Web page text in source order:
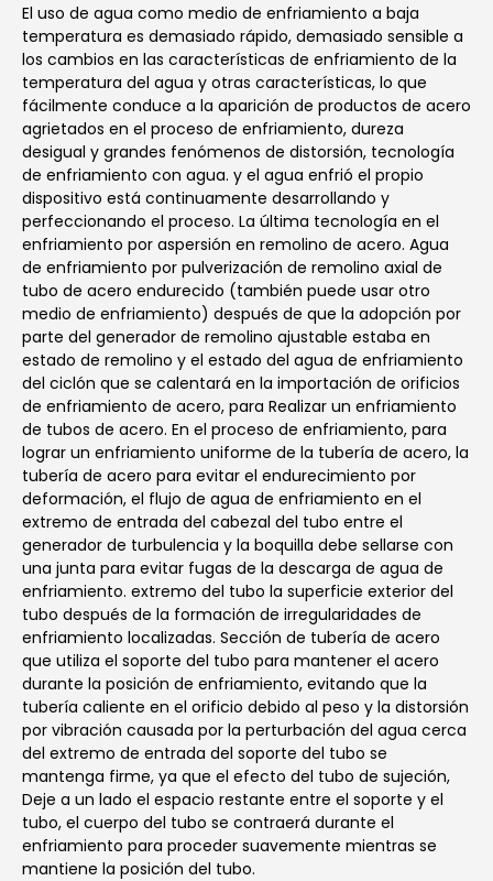
El uso de agua como medio de enfriamiento a baja
temperatura es demasiado rápido, demasiado sensible a
los cambios en las características de enfriamiento de la
temperatura del agua y otras características, lo que
fácilmente conduce a la aparición de productos de acero
agrietados en el proceso de enfriamiento, dureza
desigual y grandes fenómenos de distorsión, tecnología
de enfriamiento con agua. y el agua enfrió el propio
dispositivo está continuamente desarrollando y
perfeccionando el proceso. La última tecnología en el
enfriamiento por aspersión en remolino de acero. Agua
de enfriamiento por pulverización de remolino axial de
tubo de acero endurecido (también puede usar otro
medio de enfriamiento) después de que la adopción por
parte del generador de remolino ajustable estaba en
estado de remolino y el estado del agua de enfriamiento
del ciclón que se calentará en la importación de orificios
de enfriamiento de acero, para Realizar un enfriamiento
de tubos de acero. En el proceso de enfriamiento, para
lograr un enfriamiento uniforme de la tubería de acero, la
tubería de acero para evitar el endurecimiento por
deformación, el flujo de agua de enfriamiento en el
extremo de entrada del cabezal del tubo entre el
generador de turbulencia y la boquilla debe sellarse con
una junta para evitar fugas de la descarga de agua de
enfriamiento. extremo del tubo la superficie exterior del
tubo después de la formación de irregularidades de
enfriamiento localizadas. Sección de tubería de acero
que utiliza el soporte del tubo para mantener el acero
durante la posición de enfriamiento, evitando que la
tubería caliente en el orificio debido al peso y la distorsión
por vibración causada por la perturbación del agua cerca
del extremo de entrada del soporte del tubo se
mantenga firme, ya que el efecto del tubo de sujeción,
Deje a un lado el espacio restante entre el soporte y el
tubo, el cuerpo del tubo se contraerá durante el
enfriamiento para proceder suavemente mientras se
mantiene la posición del tubo.